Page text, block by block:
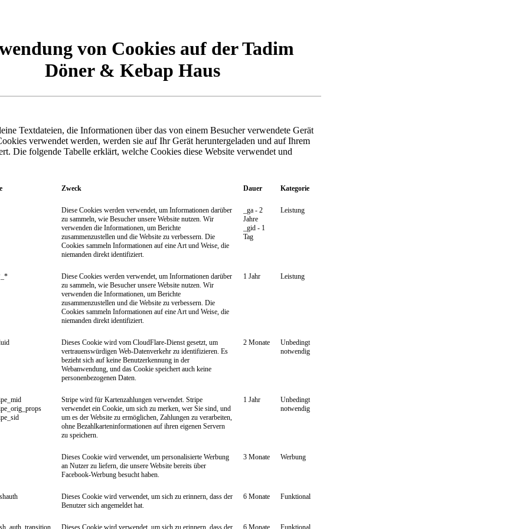
von Cookies auf der Tadim
Döner & Kebap Haus
Textdateien, die Informationen über das von einem Besucher verwendete Gerät
verwendet werden, werden sie auf Ihr Gerät heruntergeladen und auf Ihrem
Die folgende Tabelle erklärt, welche Cookies diese Website verwendet und
Zweck Dauer Kategorie
Diese Cookies werden verwendet, um Informationen darüber
zu sammeln, wie Besucher unsere Website nutzen. Wir
verwenden die Informationen, um Berichte
zusammenzustellen und die Website zu verbessern. Die
Cookies sammeln Informationen auf eine Art und Weise, die
niemanden direkt identifiziert.
_ga - 2
Jahre
_gid - 1
Tag
Leistung
Diese Cookies werden verwendet, um Informationen darüber
zu sammeln, wie Besucher unsere Website nutzen. Wir
verwenden die Informationen, um Berichte
zusammenzustellen und die Website zu verbessern. Die
Cookies sammeln Informationen auf eine Art und Weise, die
niemanden direkt identifiziert.
1 Jahr Leistung
Dieses Cookie wird vom CloudFlare-Dienst gesetzt, um
vertrauenswürdigen Web-Datenverkehr zu identifizieren. Es
bezieht sich auf keine Benutzerkennung in der
Webanwendung, und das Cookie speichert auch keine
personenbezogenen Daten.
2 Monate
Unbedingt
notwendig
Stripe wird für Kartenzahlungen verwendet. Stripe
verwendet ein Cookie, um sich zu merken, wer Sie sind, und
um es der Website zu ermöglichen, Zahlungen zu verarbeiten,
ohne Bezahlkarteninformationen auf ihren eigenen Servern
zu speichern.
1 Jahr
Unbedingt
notwendig
Dieses Cookie wird verwendet, um personalisierte Werbung
an Nutzer zu liefern, die unsere Website bereits über
Facebook-Werbung besucht haben.
3 Monate Werbung
Dieses Cookie wird verwendet, um sich zu erinnern, dass der
Benutzer sich angemeldet hat.
6 Monate Funktional
Dieses Cookie wird verwendet, um sich zu erinnern, dass der 6 Monate Funktional